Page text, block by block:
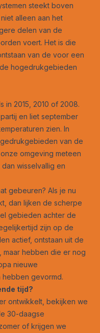
steekt boven
alleen aan het
delen van de
voert. Het is die
van de voor een
hogedrukgebieden
in 2015, 2010 of 2008.
en liet september
zien. In
van de
omgeving meteen
wisselvallig en
gebeuren? Als je nu
dan lijken de scherpe
gebieden achter de
zijn op de
actief, ontstaan uit de
maar hebben die er nog
nieuwe
gevormd.
tijd?
ontwikkelt, bekijken we
30-daagse
of krijgen we